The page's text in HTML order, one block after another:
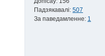
Падзякавалі: 507
За паведамленне: 1